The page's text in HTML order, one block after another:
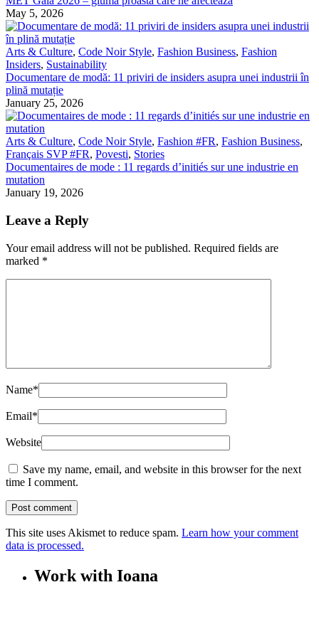
May 5, 2026
Arts & Culture, Code Noir Style, Fashion Business, Fashion
Insiders, Sustainability
Documentare de modă: 11 priviri de insiders asupra unei industrii în
plină mutație
January 25, 2026
Arts & Culture, Code Noir Style, Fashion #FR, Fashion Business,
Français SVP #FR, Povesti, Stories
Documentaires de mode : 11 regards d’initiés sur une industrie en
mutation
January 19, 2026
Leave a Reply
Your email address will not be published. Required fields are
marked *
Name*
Email*
Website
Save my name, email, and website in this browser for the next
time I comment.
This site uses Akismet to reduce spam. Learn how your comment
data is processed.
Work with Ioana